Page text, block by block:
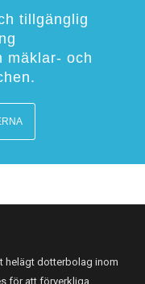
tillgänglig
mäklar- och
helägt dotterbolag inom
för att förverkliga